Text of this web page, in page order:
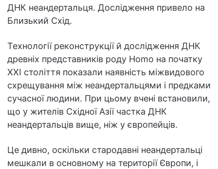
ДНК неандертальця. Дослідження привело на
Близький Схід.
Технології реконструкції й дослідження ДНК
древніх представників роду Homo на початку
XXI століття показали наявність міжвидового
схрещування між неандертальцями і предками
сучасної людини. При цьому вчені встановили,
що у жителів Східної Азії частка ДНК
неандертальців вище, ніж у європейців.
Це дивно, оскільки стародавні неандертальці
мешкали в основному на території Європи, і